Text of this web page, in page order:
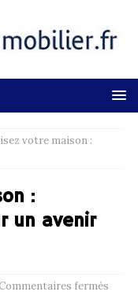
votre maison :
:
un avenir
Commentaires fermés